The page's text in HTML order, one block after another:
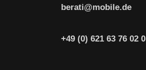
berati@mobile.de
+49 (0) 621 63 76 02 0